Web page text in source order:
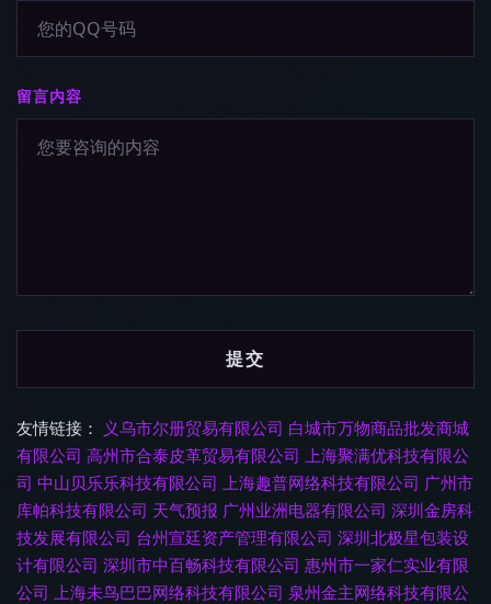
留言内容
友情链接： 义乌市尔册贸易有限公司 白城市万物商品批发商城
有限公司 高州市合泰皮革贸易有限公司 上海聚满优科技有限公
司 中山贝乐乐科技有限公司 上海趣普网络科技有限公司 广州市
库帕科技有限公司 天气预报 广州业洲电器有限公司 深圳金房科
技发展有限公司 台州宣廷资产管理有限公司 深圳北极星包装设
计有限公司 深圳市中百畅科技有限公司 惠州市一家仁实业有限
公司 上海未鸟巴巴网络科技有限公司 泉州金主网络科技有限公